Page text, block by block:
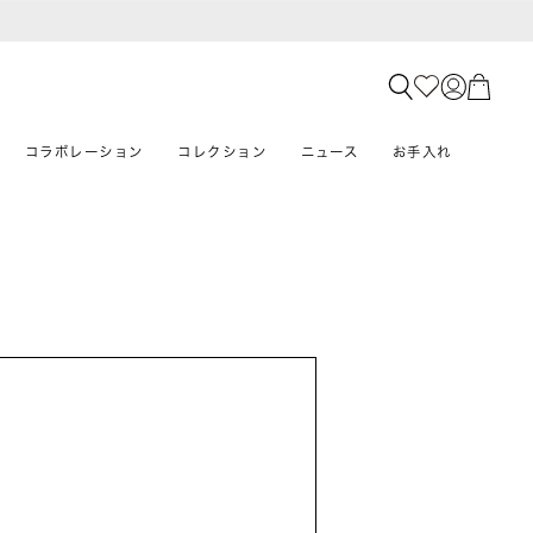
コラボレーション コレクション ニュース お手入れ